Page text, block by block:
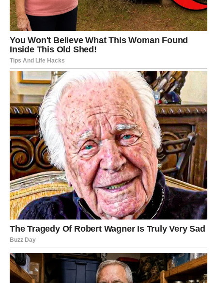
Vrijeme je da hrabro prihvatite ono što dolazi.
STRIJELAC
Nova energija donosi vam mnogo novih ljudi, prilika i
spontanih događaja.
Bićete puni optimizma i osjećaja da se sve konačno
mijenja nabolje.
Sreća vam dolazi kroz promjene
Pred vama su veoma uzbudljivi dani.
JARAC
Jarčevi konačno dobijaju nagradu za sav trud, rad i
odricanja koja su dugo podnosili.
Finansijska situacija postaje mnogo stabilnija, dok
ljubavni život donosi više mira.